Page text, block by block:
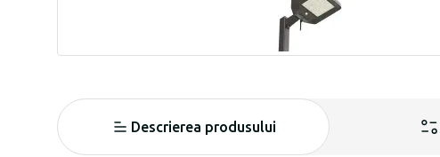
Descrierea produsului